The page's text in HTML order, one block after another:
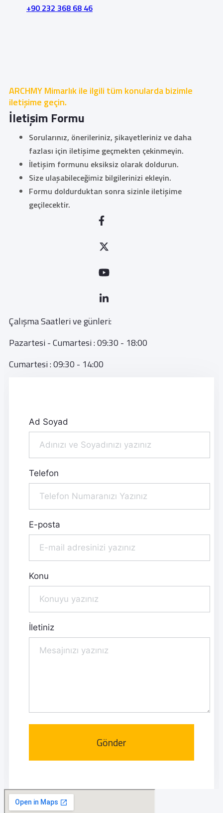
+90 232 368 68 46
ARCHMY Mimarlık ile ilgili tüm konularda bizimle
iletişime geçin.
İletişim Formu
Sorularınız, önerileriniz, şikayetleriniz ve daha
fazlası için iletişime geçmekten çekinmeyin.
İletişim formunu eksiksiz olarak doldurun.
Size ulaşabileceğimiz bilgilerinizi ekleyin.
Formu doldurduktan sonra sizinle iletişime
geçilecektir.
Çalışma Saatleri ve günleri:
Pazartesi - Cumartesi : 09:30 - 18:00
Cumartesi : 09:30 - 14:00
Ad Soyad
Telefon
E-posta
Konu
İletiniz